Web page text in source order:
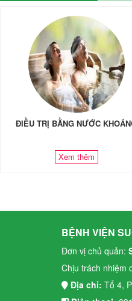
ĐIỀU TRỊ BẰNG NƯỚC
Xem thêm
BỆNH VIỆN
Đơn vị chủ quản:
Chịu trách nhiệm
Địa chỉ: Tổ 4,